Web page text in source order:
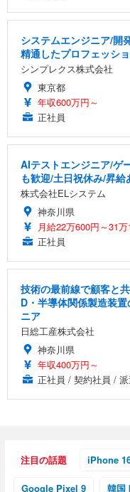
Sezlife オ
ワーク チ
能 人間工
ョン PCチ
ワーク チ
能 人間工
レスト 3D
ョン PCチ
務用 おし
￥7,680
ッシュ 通
勤務 ブラ
￥4,139
￥109,572
【純正品
フック付き
ー フルHD
ort/VGA
応
￥15,800
HOOTER
￥34,980
ネオ・ルー
り 単品
限定】
超厚型 お
￥3,670
アイリスオ
ュラー 200
システムエンジニア/開
精通したプロフェッシ
シンプレクス株式会社
東京都
年収600万円～
正社員
AIテストエンジニア/ゲ
も歓迎/土日祝休み/昇給
株式会社ELシステム
神奈川県
月給22万600円～31
正社員
技術の最前線で顧客と
D・半導体関係製造装
ニア
日総工産株式会社
神奈川県
年収400万円～
正社員 / 契約社員 / 派
注目の話題 iPhone
Google Pixel 9 韓国